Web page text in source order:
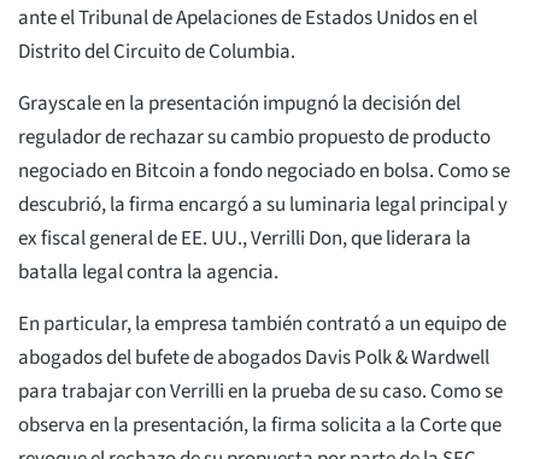
ante el Tribunal de Apelaciones de Estados Unidos en el
Distrito del Circuito de Columbia.
Grayscale en la presentación impugnó la decisión del
regulador de rechazar su cambio propuesto de producto
negociado en Bitcoin a fondo negociado en bolsa. Como se
descubrió, la firma encargó a su luminaria legal principal y
ex fiscal general de EE. UU., Verrilli Don, que liderara la
batalla legal contra la agencia.
En particular, la empresa también contrató a un equipo de
abogados del bufete de abogados Davis Polk & Wardwell
para trabajar con Verrilli en la prueba de su caso. Como se
observa en la presentación, la firma solicita a la Corte que